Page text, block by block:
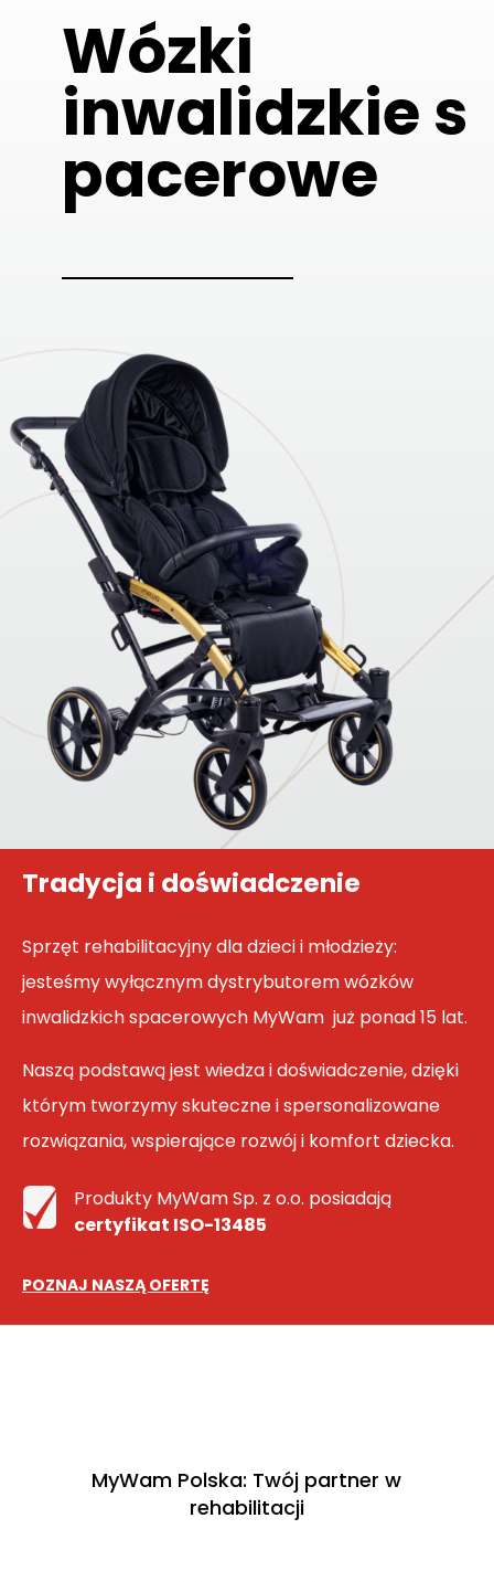
Wózki
inwalidzkies
pacerowe
Tradycja i doświadczenie
Sprzęt rehabilitacyjny dla dzieci i młodzieży:
jesteśmy wyłącznym dystrybutorem wózków
inwalidzkich spacerowych MyWam już ponad 15 lat.
Naszą podstawą jest wiedza i doświadczenie, dzięki
którym tworzymy skuteczne i spersonalizowane
rozwiązania, wspierające rozwój i komfort dziecka.
Produkty MyWam Sp. z o.o. posiadają
certyfikat ISO-13485
POZNAJ NASZĄ OFERTĘ
MyWam Polska: Twój partner w
rehabilitacji